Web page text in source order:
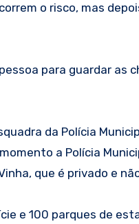
o risco, mas
para guardar as
da Polícia
a Polícia
que é privado e
e 100 parques de